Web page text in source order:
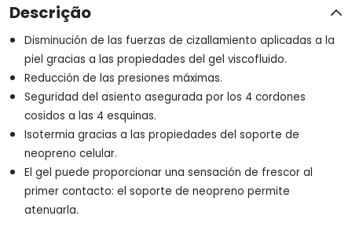
Descrição
Disminución de las fuerzas de cizallamiento aplicadas a la
piel gracias a las propiedades del gel viscofluido.
Reducción de las presiones máximas.
Seguridad del asiento asegurada por los 4 cordones
cosidos a las 4 esquinas.
Isotermia gracias a las propiedades del soporte de
neopreno celular.
El gel puede proporcionar una sensación de frescor al
primer contacto: el soporte de neopreno permite
atenuarla.